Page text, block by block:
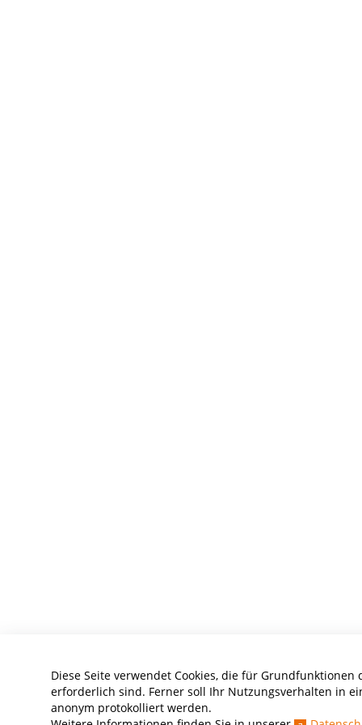
Diese Seite verwendet Cookies, die für Grundfunktionen
erforderlich sind. Ferner soll Ihr Nutzungsverhalten in
anonym protokolliert werden.